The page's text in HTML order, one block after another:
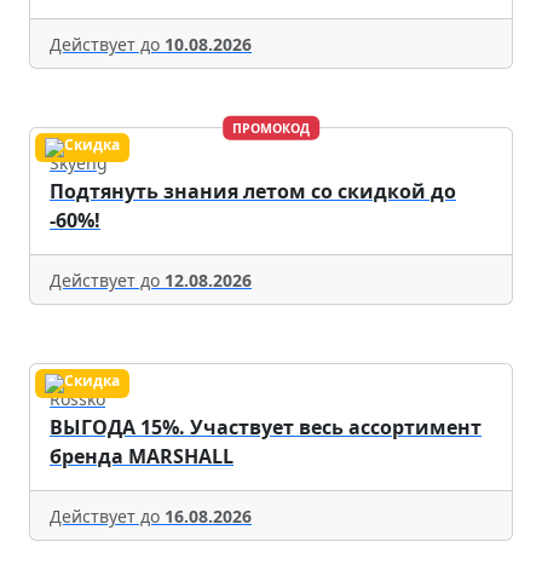
Действует до 10.08.2026
ПРОМОКОД
Skyeng
Подтянуть знания летом со скидкой до
-60%!
Действует до 12.08.2026
Rossko
ВЫГОДА 15%. Участвует весь ассортимент
бренда MARSHALL
Действует до 16.08.2026